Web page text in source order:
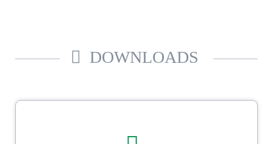
DOWNLOADS
Unser Ströbel ESD–Katalog. Beutel-, Einsätze und Hauben­konfektion